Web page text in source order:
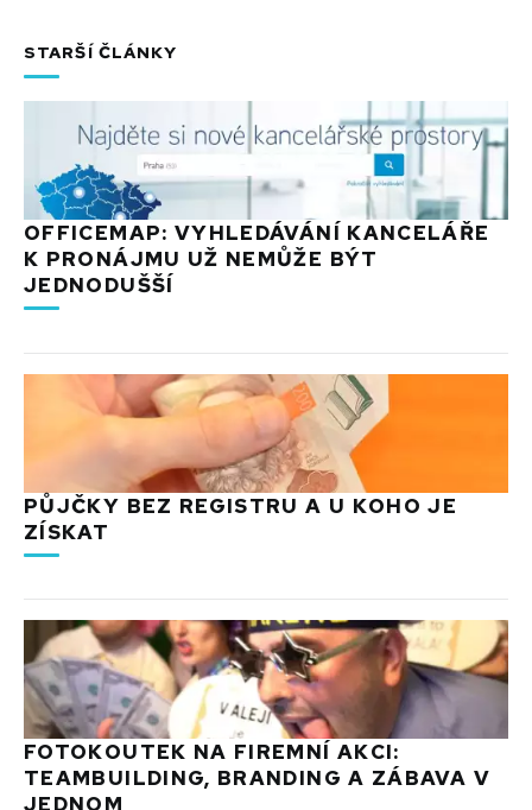
STARŠÍ ČLÁNKY
OFFICEMAP: VYHLEDÁVÁNÍ KANCELÁŘE
K PRONÁJMU UŽ NEMŮŽE BÝT
JEDNODUŠŠÍ
PŮJČKY BEZ REGISTRU A U KOHO JE
ZÍSKAT
FOTOKOUTEK NA FIREMNÍ AKCI:
TEAMBUILDING, BRANDING A ZÁBAVA V
JEDNOM